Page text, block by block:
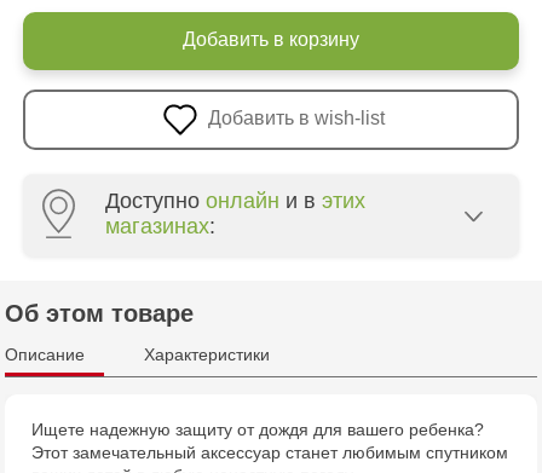
Добавить в корзину
Добавить в wish-list
Доступно онлайн и в этих
магазинах:
Multistore Centru - bd. Cantemir, 6
Jucărenia Cahul - str. Ștefan cel Mare, 29А
Об этом товаре
Описание Характеристики
Ищете надежную защиту от дождя для вашего ребенка?
Этот замечательный аксессуар станет любимым спутником